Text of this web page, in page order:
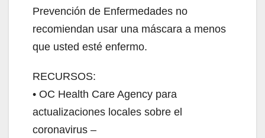
Prevención de Enfermedades no
recomiendan usar una máscara a menos
que usted esté enfermo.
RECURSOS:
• OC Health Care Agency para
actualizaciones locales sobre el
coronavirus –